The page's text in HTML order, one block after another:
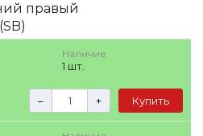
правый
Наличие
1 шт.
– + Купить